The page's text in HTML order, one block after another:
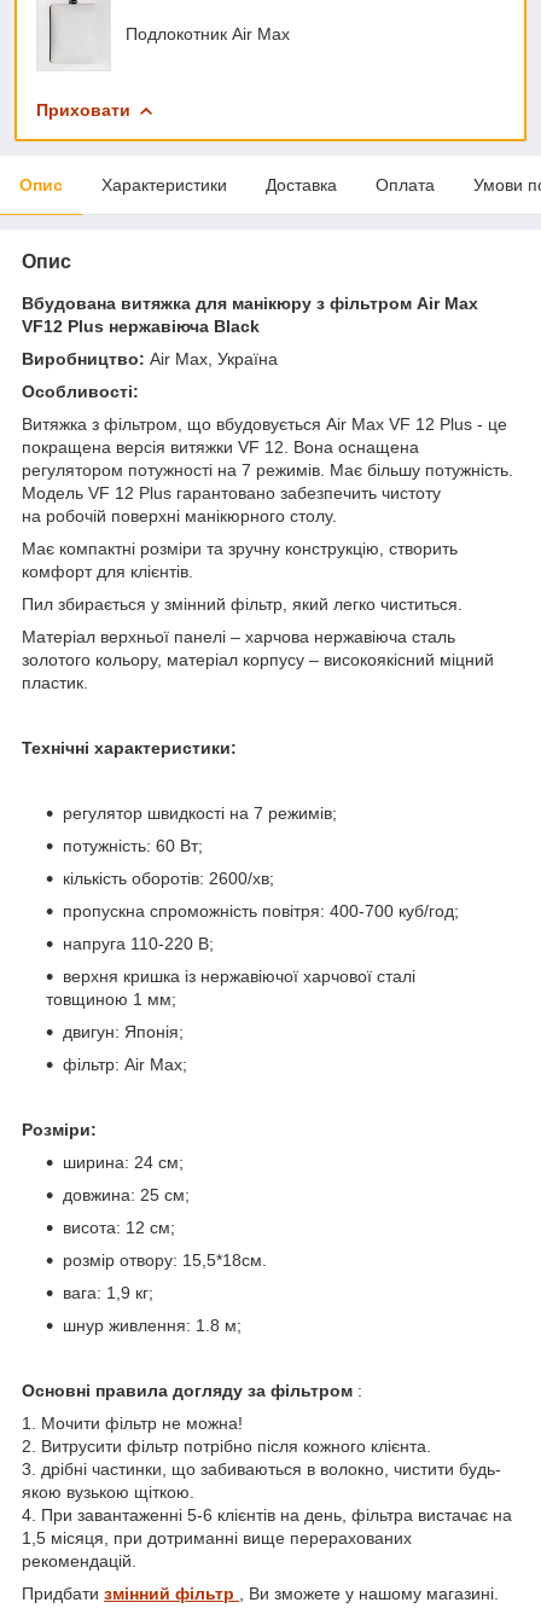
Подлокотник Air Max
Приховати
Опис Характеристики Доставка Оплата Умови
Опис
Вбудована витяжка для манікюру з фільтром Air Max
VF12 Plus нержавіюча Black
Виробництво: Air Max, Україна
Особливості:
Витяжка з фільтром, що вбудовується Air Max VF 12 Plus - це
покращена версія витяжки VF 12. Вона оснащена
регулятором потужності на 7 режимів. Має більшу потужність.
Модель VF 12 Plus гарантовано забезпечить чистоту
на робочій поверхні манікюрного столу.
Має компактні розміри та зручну конструкцію, створить
комфорт для клієнтів.
Пил збирається у змінний фільтр, який легко чиститься.
Матеріал верхньої панелі – харчова нержавіюча сталь
золотого кольору, матеріал корпусу – високоякісний міцний
пластик.
Технічні характеристики:
регулятор швидкості на 7 режимів;
потужність: 60 Вт;
кількість оборотів: 2600/хв;
пропускна спроможність повітря: 400-700 куб/год;
напруга 110-220 В;
верхня кришка із нержавіючої харчової сталі
товщиною 1 мм;
двигун: Японія;
фільтр: Air Max;
Розміри:
ширина: 24 см;
довжина: 25 см;
висота: 12 см;
розмір отвору: 15,5*18см.
вага: 1,9 кг;
шнур живлення: 1.8 м;
Основні правила догляду за фільтром :
1. Мочити фільтр не можна!
2. Витрусити фільтр потрібно після кожного клієнта.
3. дрібні частинки, що забиваються в волокно, чистити будь-
якою вузькою щіткою.
4. При завантаженні 5-6 клієнтів на день, фільтра вистачає на
1,5 місяця, при дотриманні вище перерахованих
рекомендацій.
Придбати змінний фільтр
, Ви зможете у нашому магазині.